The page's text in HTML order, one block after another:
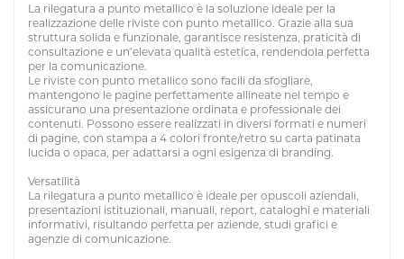
La rilegatura a punto metallico è la soluzione ideale per la
realizzazione delle riviste con punto metallico. Grazie alla sua
struttura solida e funzionale, garantisce resistenza, praticità di
consultazione e un’elevata qualità estetica, rendendola perfetta
per la comunicazione.
Le riviste con punto metallico sono facili da sfogliare,
mantengono le pagine perfettamente allineate nel tempo e
assicurano una presentazione ordinata e professionale dei
contenuti. Possono essere realizzati in diversi formati e numeri
di pagine, con stampa a 4 colori fronte/retro su carta patinata
lucida o opaca, per adattarsi a ogni esigenza di branding.
Versatilità
La rilegatura a punto metallico è ideale per opuscoli aziendali,
presentazioni istituzionali, manuali, report, cataloghi e materiali
informativi, risultando perfetta per aziende, studi grafici e
agenzie di comunicazione.